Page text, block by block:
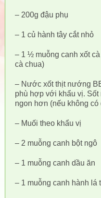
– 200g đậu phụ
– 1 củ hành tây cắt nhỏ
– 1 ½ muỗng canh xốt
cà chua)
– Nước xốt thịt nướng
phù hợp với khẩu vị.
ngon hơn (nếu không có
– Muối theo khẩu vị
– 2 muỗng canh bột ngô
– 1 muỗng canh dầu ăn
– 1 muỗng canh hành lá